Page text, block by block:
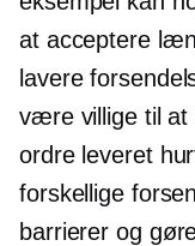
at acceptere
lavere
være villige til at
ordre leveret
forskellige
barrierer og